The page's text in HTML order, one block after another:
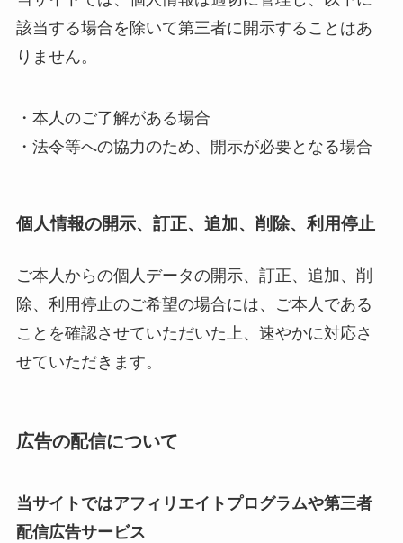
該当する場合を除いて第三者に開示することはあ
りません。
・本人のご了解がある場合
・法令等への協力のため、開示が必要となる場合
個人情報の開示、訂正、追加、削除、利用停止
ご本人からの個人データの開示、訂正、追加、削
除、利用停止のご希望の場合には、ご本人である
ことを確認させていただいた上、速やかに対応さ
せていただきます。
広告の配信について
当サイトではアフィリエイトプログラムや第三者
配信広告サービス